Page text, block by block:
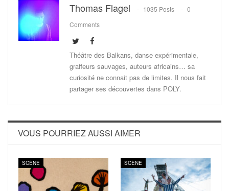
Thomas Flagel 1035 Posts
0
Comments
Théâtre des Balkans, danse expérimentale,
graffeurs sauvages, auteurs africains… sa
curiosité ne connait pas de limites. Il nous fait
partager ses découvertes dans POLY.
VOUS POURRIEZ AUSSI AIMER
SCÈNE SCÈNE